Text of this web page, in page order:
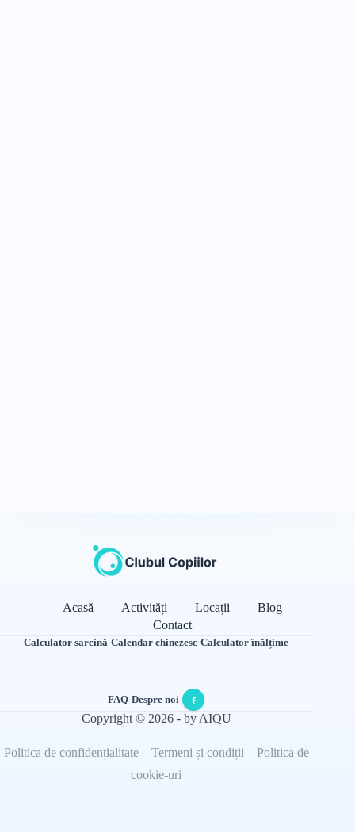
Acasă Activități Locații
Blog
Contact
Calculator sarcină·Calendar chinezesc·Calculator înălțime
FAQ·Despre noi·
Copyright © 2026 - by AIQU
Politica de confidențialitate Termeni și condiții
Politica de
cookie-uri